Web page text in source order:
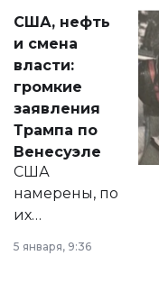
актуальных тем —
от слухов о
политических
реформах до
вопросов армии,
экономики и
личного здоровья.
США, нефть
и смена
власти:
громкие
заявления
Трампа по
Венесуэле
США
намерены, по
их
принести
5 января, 9:36